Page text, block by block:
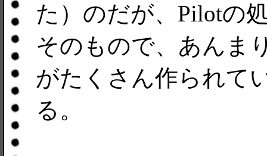
た）のだが、Pilotの
そのもので、あんま
がたくさん作られて
る。